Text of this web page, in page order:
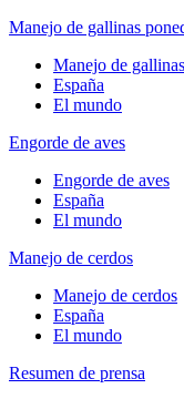
Manejo de gallinas
Manejo de
España
El mundo
Engorde de aves
Engorde de aves
España
El mundo
Manejo de cerdos
Manejo de cerdos
España
El mundo
Resumen de prensa